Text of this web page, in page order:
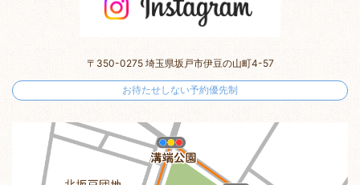
〒350-0275 埼玉県坂戸市伊豆の山町4-57
お待たせしない予約優先制